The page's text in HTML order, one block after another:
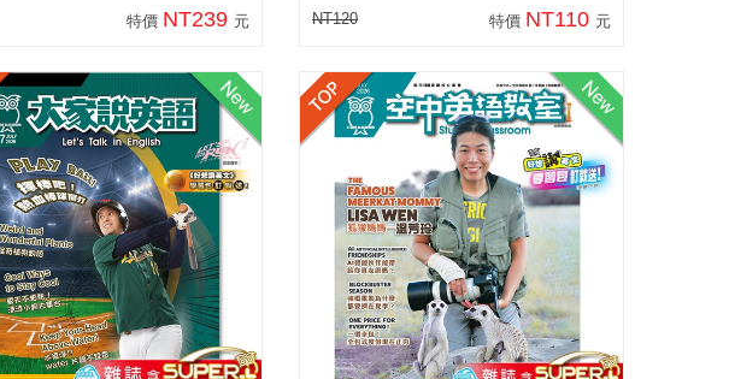
特價 NT239 元 NT120 特價 NT110 元